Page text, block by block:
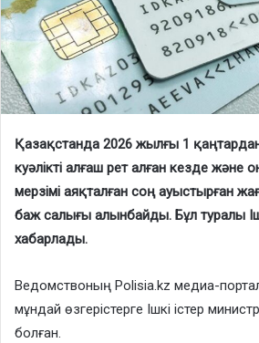
Қазақстанда 2026 жылғы 1
куәлікті алғаш рет алған кезде
мерзімі аяқталған соң ауыстырған
баж салығы алынбайды. Бұл туралы
хабарлады.
Ведомствоның Polisia.kz медиа-
мұндай өзгерістерге Ішкі істер
болған.